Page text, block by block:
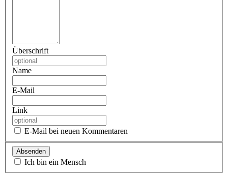
Überschrift
Name
E-Mail
Link
E-Mail bei neuen Kommentaren
Ich bin ein Mensch